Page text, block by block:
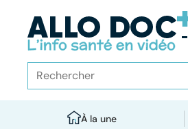
À la une